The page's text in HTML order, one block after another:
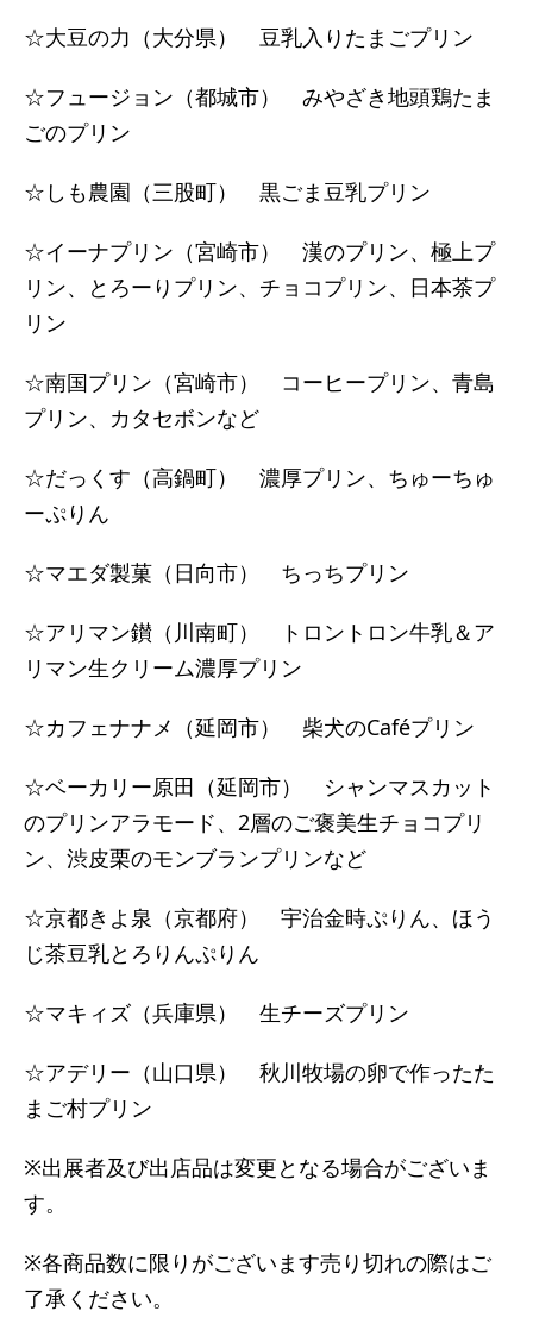
☆大豆の力（大分県） 豆乳入りたまごプリン
☆フュージョン（都城市） みやざき地頭鶏たま
ごのプリン
☆しも農園（三股町） 黒ごま豆乳プリン
☆イーナプリン（宮崎市） 漢のプリン、極上プ
リン、とろーりプリン、チョコプリン、日本茶プ
リン
☆南国プリン（宮崎市） コーヒープリン、青島
プリン、カタセボンなど
☆だっくす（高鍋町） 濃厚プリン、ちゅーちゅ
ーぷりん
☆マエダ製菓（日向市） ちっちプリン
☆アリマン鑚（川南町） トロントロン牛乳＆ア
リマン生クリーム濃厚プリン
☆カフェナナメ（延岡市） 柴犬のCaféプリン
☆ベーカリー原田（延岡市） シャンマスカット
のプリンアラモード、2層のご褒美生チョコプリ
ン、渋皮栗のモンブランプリンなど
☆京都きよ泉（京都府） 宇治金時ぷりん、ほう
じ茶豆乳とろりんぷりん
☆マキィズ（兵庫県） 生チーズプリン
☆アデリー（山口県） 秋川牧場の卵で作ったた
まご村プリン
※出展者及び出店品は変更となる場合がございま
す。
※各商品数に限りがございます売り切れの際はご
了承ください。